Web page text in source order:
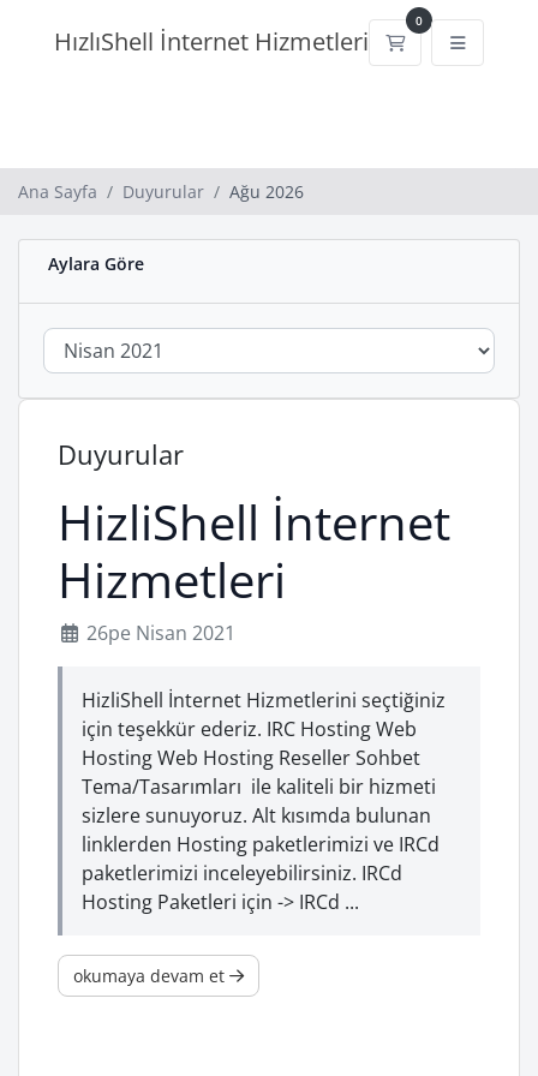
HızlıShell İnternet Hizmetleri
0
Sepet
Ana Sayfa Duyurular Ağu 2026
Aylara Göre
Duyurular
HizliShell İnternet
Hizmetleri
26pe Nisan 2021
HizliShell İnternet Hizmetlerini seçtiğiniz
için teşekkür ederiz. IRC Hosting Web
Hosting Web Hosting Reseller Sohbet
Tema/Tasarımları ile kaliteli bir hizmeti
sizlere sunuyoruz. Alt kısımda bulunan
linklerden Hosting paketlerimizi ve IRCd
paketlerimizi inceleyebilirsiniz. IRCd
Hosting Paketleri için -> IRCd ...
okumaya devam et